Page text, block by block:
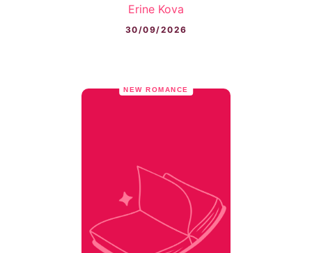
Erine Kova
30/09/2026
NEW ROMANCE